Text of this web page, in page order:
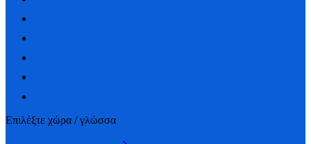
Επιλέξτε χώρα / γλώσσα